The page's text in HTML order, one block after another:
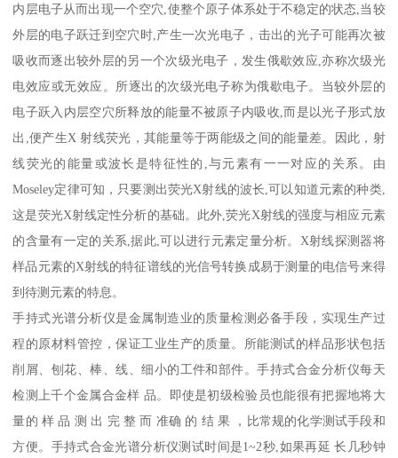
内层电子从而出现一个空穴,使整个原子体系处于不稳定的状态,当较
外层的电子跃迁到空穴时,产生一次光电子，击出的光子可能再次被
吸收而逐出较外层的另一个次级光电子，发生俄歇效应,亦称次级光
电效应或无效应。所逐出的次级光电子称为俄歇电子。当较外层的
电子跃入内层空穴所释放的能量不被原子内吸收,而是以光子形式放
出,便产生X 射线荧光，其能量等于两能级之间的能量差。因此，射
线荧光的能量或波长是特征性的,与元素有一一对应的关系。由
Moseley定律可知，只要测出荧光X射线的波长,可以知道元素的种类,
这是荧光X射线定性分析的基础。此外,荧光X射线的强度与相应元素
的含量有一定的关系,据此,可以进行元素定量分析。X射线探测器将
样品元素的X射线的特征谱线的光信号转换成易于测量的电信号来得
到待测元素的特息。
手持式光谱分析仪是金属制造业的质量检测必备手段，实现生产过
程的原材料管控，保证工业生产的质量。所能测试的样品形状包括
削屑、刨花、棒、线、细小的工件和部件。手持式合金分析仪每天
检测上千个金属合金样 品。即使是初级检验员也能很有把握地将大
量的 样 品 测 出 完 整 而 准确 的 结 果 ，比常规的化学测试手段和
方便。手持式合金光谱分析仪测试时间是1~2秒,如果再延 长几秒钟